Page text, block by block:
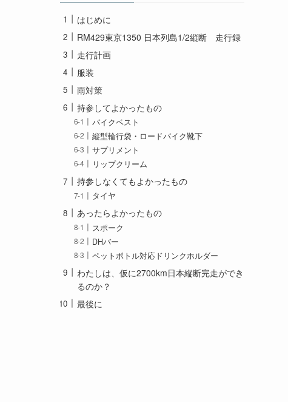
はじめに
RM429東京1350 日本列島1/2縦断 走行録
走行計画
服装
雨対策
持参してよかったもの
バイクベスト
縦型輪行袋・ロードバイク靴下
サプリメント
リップクリーム
持参しなくてもよかったもの
タイヤ
あったらよかったもの
スポーク
DHバー
ペットボトル対応ドリンクホルダー
わたしは、仮に2700km日本縦断完走ができ
るのか？
最後に